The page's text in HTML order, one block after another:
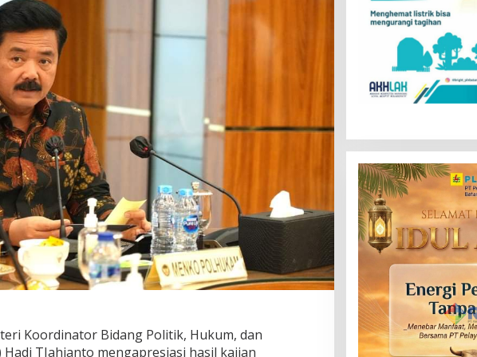
Koordinator Bidang Politik, Hukum, dan
TJahjanto mengapresiasi hasil kajian